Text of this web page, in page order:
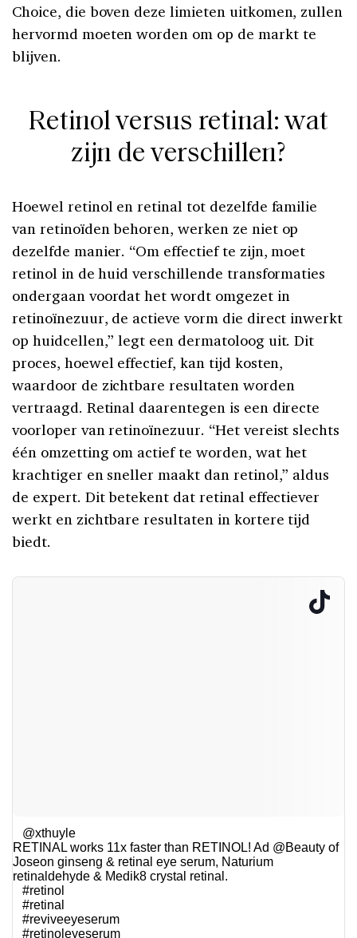
Choice, die boven deze limieten uitkomen, zullen
hervormd moeten worden om op de markt te
blijven.
Retinol versus retinal: wat
zijn de verschillen?
Hoewel retinol en retinal tot dezelfde familie
van retinoïden behoren, werken ze niet op
dezelfde manier. “Om effectief te zijn, moet
retinol in de huid verschillende transformaties
ondergaan voordat het wordt omgezet in
retinoïnezuur, de actieve vorm die direct inwerkt
op huidcellen,” legt een dermatoloog uit. Dit
proces, hoewel effectief, kan tijd kosten,
waardoor de zichtbare resultaten worden
vertraagd. Retinal daarentegen is een directe
voorloper van retinoïnezuur. “Het vereist slechts
één omzetting om actief te worden, wat het
krachtiger en sneller maakt dan retinol,” aldus
de expert. Dit betekent dat retinal effectiever
werkt en zichtbare resultaten in kortere tijd
biedt.
@xthuyle
RETINAL works 11x faster than RETINOL! Ad @Beauty of
Joseon ginseng & retinal eye serum, Naturium
retinaldehyde & Medik8 crystal retinal.
#retinol
#retinal
#reviveeyeserum
#retinoleyeserum